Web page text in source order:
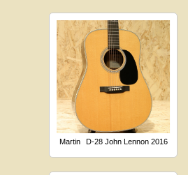
Martin D-28 John Lennon 2016